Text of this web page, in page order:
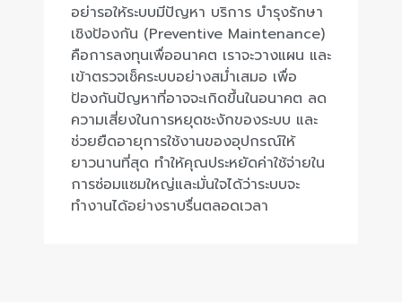
อย่ารอให้ระบบมีปัญหา บริการ บำรุงรักษา
เชิงป้องกัน (Preventive Maintenance)
คือการลงทุนเพื่ออนาคต เราจะวางแผน และ
เข้าตรวจเช็คระบบอย่างสม่ำเสมอ เพื่อ
ป้องกันปัญหาที่อาจจะเกิดขึ้นในอนาคต ลด
ความเสี่ยงในการหยุดชะงักของระบบ และ
ช่วยยืดอายุการใช้งานของอุปกรณ์ให้
ยาวนานที่สุด ทำให้คุณประหยัดค่าใช้จ่ายใน
การซ่อมแซมใหญ่และมั่นใจได้ว่าระบบจะ
ทำงานได้อย่างราบรื่นตลอดเวลา